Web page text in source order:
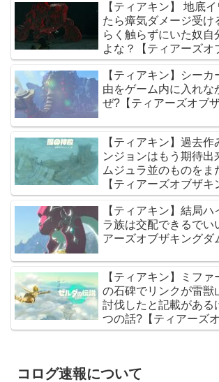
【ティアキン】 地底
たら瘴気ダメージ受け
らく触らずにいた奴自
よな？【ティアーズオ
ム】
【ティアキン】シー
由をゲーム内に入れな
ぜ?【ティアーズオブ
【ティアキン】過去
ンジョンはもう期待出
ムジュラ並のものをま
【ティアーズオブザキ
【ティアキン】結局
ラ族は交配できるでい
アーズオブザキングダ
【ティアキン】ミフ
の石碑でリンクが雷獣
討伐したと記載がある
つの話?【ティアーズ
ム】
コログ速報について